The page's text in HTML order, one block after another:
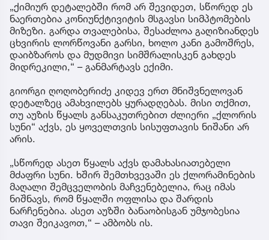
„ქიმიურ დეტალებში რომ არ შევიდეთ, სწორედ ეს
ნაერთებია კონიუნქტივიტის მსგავსი სიმპტომების
მიზეზი. გარდა თვალებისა, შესაძლოა გაღიზიანდეს
ცხვირის ლორწოვანი გარსი, ხოლო კანი გამოშრეს,
დაიბზაროს და მუდმივი სიმშრალისკენ გახდეს
მიდრეკილი,“ – განმარტავს ექიმი.
გიორგი ღოღობერიძე კიდევ ერთ მნიშვნელოვან
დეტალზეც ამახვილებს ყურადღებას. მისი თქმით,
თუ აუზის წყალს განსაკუთრებით ძლიერი „ქლორის
სუნი“ აქვს, ეს ყოველთვის სისუფთავის ნიშანი არ
არის.
„სწორედ ასეთ წყალს აქვს დამახასიათებელი
მძაფრი სუნი. ხშირ შემთხვევაში ეს ქლორამინების
მაღალი შემცველობის მაჩვენებელია, რაც იმას
ნიშნავს, რომ წყალში ოფლისა და შარდის
ნარჩენებია. ასეთ აუზში ბანაობისგან უმჯობესია
თავი შეიკავოთ,“ – ამბობს ის.